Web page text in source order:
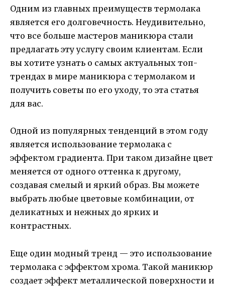
Одним из главных преимуществ термолака
является его долговечность. Неудивительно,
что все больше мастеров маникюра стали
предлагать эту услугу своим клиентам. Если
вы хотите узнать о самых актуальных топ-
трендах в мире маникюра с термолаком и
получить советы по его уходу, то эта статья
для вас.
Одной из популярных тенденций в этом году
является использование термолака с
эффектом градиента. При таком дизайне цвет
меняется от одного оттенка к другому,
создавая смелый и яркий образ. Вы можете
выбрать любые цветовые комбинации, от
деликатных и нежных до ярких и
контрастных.
Еще один модный тренд — это использование
термолака с эффектом хрома. Такой маникюр
создает эффект металлической поверхности и